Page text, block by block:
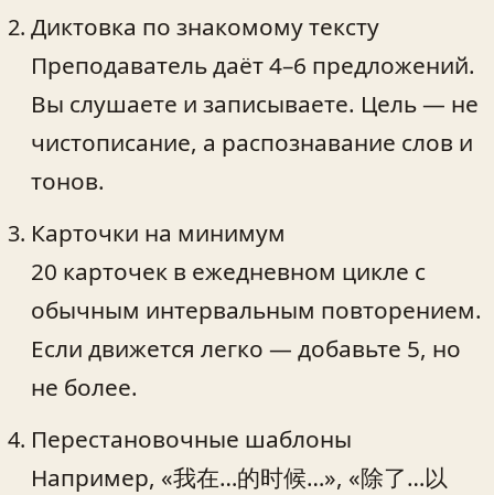
Диктовка по знакомому тексту
Преподаватель даёт 4–6 предложений.
Вы слушаете и записываете. Цель — не
чистописание, а распознавание слов и
тонов.
Карточки на минимум
20 карточек в ежедневном цикле с
обычным интервальным повторением.
Если движется легко — добавьте 5, но
не более.
Перестановочные шаблоны
Например, «我在…的时候…», «除了…以